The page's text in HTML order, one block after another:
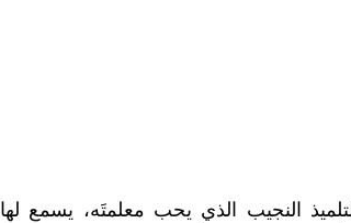
النجيب الذي يحب معلمتَه، يسمع لها